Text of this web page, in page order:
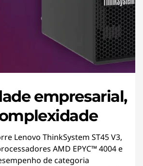
empresarial,
Lenovo ThinkSystem ST45 V3,
AMD EPYC™ 4004 e
de categoria